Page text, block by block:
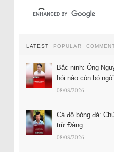
LATEST POPULAR
Bắc ninh: Ông
hỏi nào còn bỏ
08/08/2026
Cá độ bóng đá:
trừ Đảng
08/08/2026